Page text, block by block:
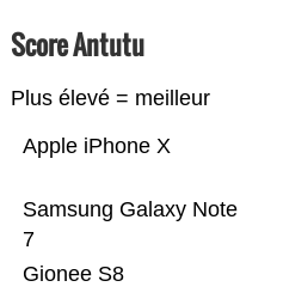
Score Antutu
Plus élevé = meilleur
Gionee S8
Samsung Galaxy Note
7
Apple iPhone X